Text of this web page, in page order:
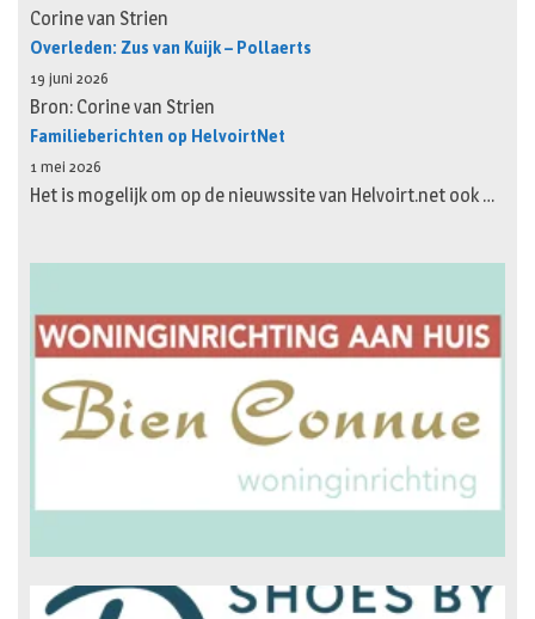
Corine van Strien
Overleden: Zus van Kuijk – Pollaerts
19 juni 2026
Bron: Corine van Strien
Familieberichten op HelvoirtNet
1 mei 2026
Het is mogelijk om op de nieuwssite van Helvoirt.net ook …